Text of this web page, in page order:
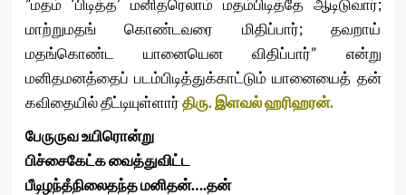
”மதம் ‘பிடித்த’ மனிதரெலாம் மதம்பிடித்தே ஆடிடுவார்;
மாற்றுமதங் கொண்டவரை மிதிப்பார்; தவறாய்
மதங்கொண்ட யானையென விதிப்பார்” என்று
மனிதமனத்தைப் படம்பிடித்துக்காட்டும் யானையைத் தன்
கவிதையில் தீட்டியுள்ளார்திரு.இளவல்ஹரிஹரன்.
பேருருவஉயிரொன்று
பிச்சைகேட்கவைத்துவிட்ட
பீடிழந்தஂநிலைதந்தமனிதன்….தன்